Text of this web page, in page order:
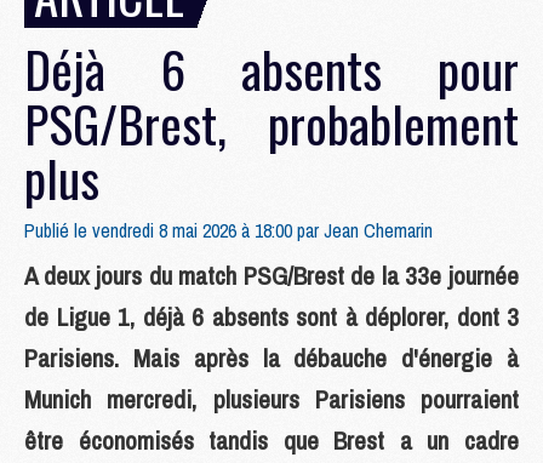
Déjà 6 absents pour
PSG/Brest, probablement
plus
Publié le vendredi 8 mai 2026 à 18:00 parJean Chemarin
A deux jours du match PSG/Brest de la 33e journée
de Ligue 1, déjà 6 absents sont à déplorer, dont 3
Parisiens. Mais après la débauche d'énergie à
Munich mercredi, plusieurs Parisiens pourraient
être économisés tandis que Brest a un cadre